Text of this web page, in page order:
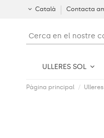
Català Contacta
ULLERES SOL
Pàgina principal